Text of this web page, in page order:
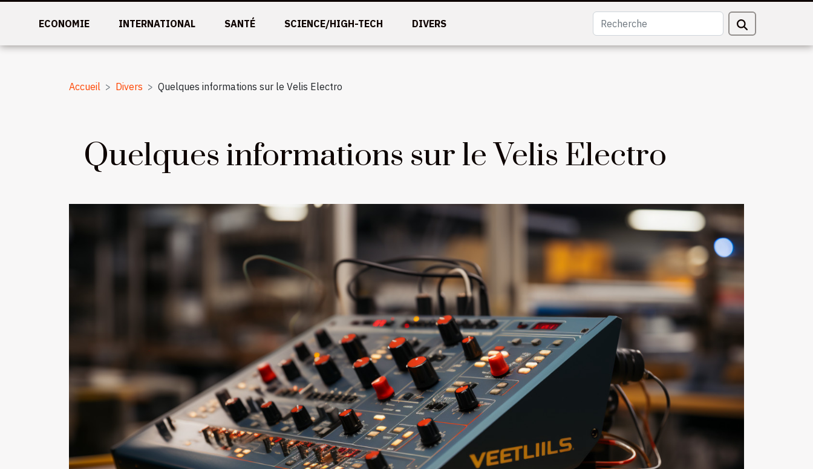
ECONOMIE INTERNATIONAL SANTÉ SCIENCE/HIGH-TECH DIVERS
Accueil Divers Quelques informations sur le Velis Electro
Quelques informations sur le Velis Electro